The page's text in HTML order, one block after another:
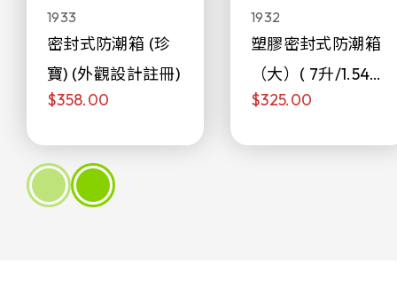
1933
密封式防潮箱 (珍
寶) (外觀設計註冊)
$358.00
1932
塑膠密封式防潮箱
（大）( 7升/1.54加
侖)
$325.00